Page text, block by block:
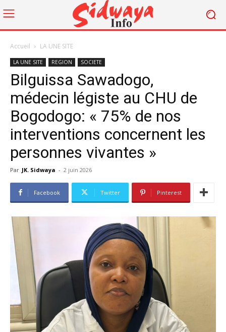
Accueil LA UNE SITE
LA UNE SITE REGION SOCIETE
Bilguissa Sawadogo,
médecin légiste au CHU de
Bogodogo: « 75% de nos
interventions concernent les
personnes vivantes »
Par JK. Sidwaya - 2 juin 2026
Facebook Twitter Pinterest